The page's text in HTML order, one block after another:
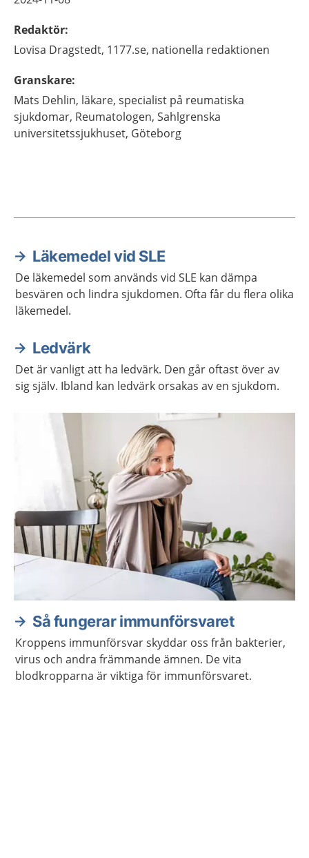
Redaktör:
Lovisa Dragstedt, 1177.se, nationella redaktionen
Granskare:
Mats Dehlin, läkare, specialist på reumatiska
sjukdomar, Reumatologen, Sahlgrenska
universitetssjukhuset, Göteborg
Aktuella artiklar
Läkemedel vid SLE
De läkemedel som används vid SLE kan dämpa
besvären och lindra sjukdomen. Ofta får du flera olika
läkemedel.
Ledvärk
Det är vanligt att ha ledvärk. Den går oftast över av
sig själv. Ibland kan ledvärk orsakas av en sjukdom.
Så fungerar immunförsvaret
Kroppens immunförsvar skyddar oss från bakterier,
virus och andra främmande ämnen. De vita
blodkropparna är viktiga för immunförsvaret.